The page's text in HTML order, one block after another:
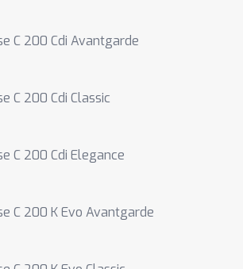
C 200 Cdi Avantgarde
C 200 Cdi Classic
C 200 Cdi Elegance
C 200 K Evo Avantgarde